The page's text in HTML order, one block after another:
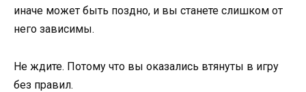
иначе может быть поздно, и вы станете слишком от
него зависимы.
Не ждите. Потому что вы оказались втянуты в игру
без правил.